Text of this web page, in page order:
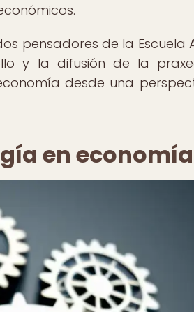
pensadores de la Escuela
y la difusión de la
desde una
en economía